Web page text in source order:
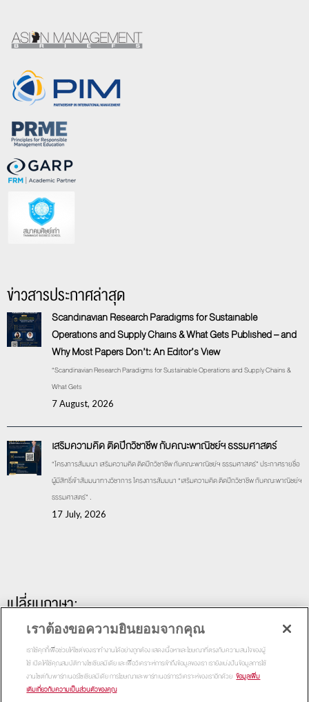
ข่าวสารประกาศล่าสุด
Scandinavian Research Paradigms for Sustainable
Operations and Supply Chains & What Gets Published – and
Why Most Papers Don’t: An Editor’s View
“Scandinavian Research Paradigms for Sustainable Operations and Supply Chains &
What Gets
7 August, 2026
เสริมความคิด ติดปีกวิชาชีพ กับคณะพาณิชย์ฯ ธรรมศาสตร์
“โครงการสัมมนา เสริมความคิด ติดปีกวิชาชีพ กับคณะพาณิชย์ฯ ธรรมศาสตร์” ประกาศรายชื่อ
ผู้มีสิทธิ์เข้าสัมมนาทางวิชาการ โครงการสัมมนา “เสริมความคิด ติดปีกวิชาชีพ กับคณะพาณิชย์ฯ
ธรรมศาสตร์” .
17 July, 2026
เปลี่ยนภาษา:
เราต้องขอความยินยอมจากคุณ
เราใช้คุกกี้เพื่อช่วยให้ไซต์ของเราทำงานได้อย่างถูกต้อง แสดงเนื้อหาและโฆษณาที่ตรงกับความสนใจของผู้
ใช้ เปิดให้ใช้คุณสมบัติทางโซเชียลมีเดีย และเพื่อวิเคราะห์การเข้าถึงข้อมูลของเรา เรายังแบ่งปันข้อมูลการใช้
งานไซต์กับพาร์ทเนอร์โซเชียลมีเดีย การโฆษณาและพาร์ทเนอร์การวิเคราะห์ของเราอีกด้วย ข้อมูลเพิ่ม
เติมเกี่ยวกับความเป็นส่วนตัวของคุณ